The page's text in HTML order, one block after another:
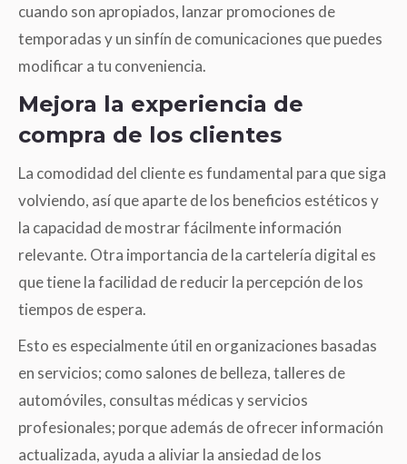
cuando son apropiados, lanzar promociones de
temporadas y un sinfín de comunicaciones que puedes
modificar a tu conveniencia.
Mejora la experiencia de
compra de los clientes
La comodidad del cliente es fundamental para que siga
volviendo, así que aparte de los beneficios estéticos y
la capacidad de mostrar fácilmente información
relevante. Otra importancia de la cartelería digital es
que tiene la facilidad de reducir la percepción de los
tiempos de espera.
Esto es especialmente útil en organizaciones basadas
en servicios; como salones de belleza, talleres de
automóviles, consultas médicas y servicios
profesionales; porque además de ofrecer información
actualizada, ayuda a aliviar la ansiedad de los